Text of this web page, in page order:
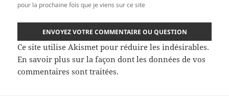
pour la prochaine fois que je viens sur ce site
Ce site utilise Akismet pour réduire les indésirables.
En savoir plus sur la façon dont les données de vos
commentaires sont traitées.